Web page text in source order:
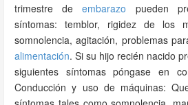
trimestre deembarazo pueden
síntomas: temblor, rigidez de los
somnolencia, agitación, problemas
alimentación. Si su hijo recién nacido
siguientes síntomas póngase en
Conducción y uso de máquinas: